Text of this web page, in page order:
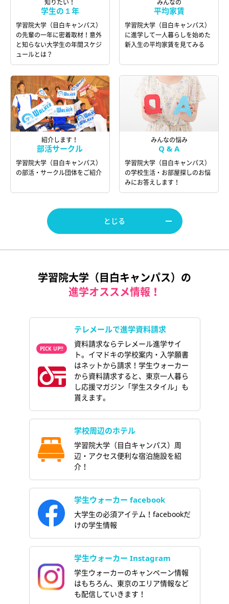
知りたい！
学生の１年
学習院大学（目白キャンパス）
の先輩の一年に密着取材！意外
と知らない大学生の年間スケジ
ュールとは？
みんなの
平均家賃
学習院大学（目白キャンパス）
に進学して一人暮らしを始めた
新入生の平均家賃を見てみる
紹介します！
部活サークル
学習院大学（目白キャンパス）
の部活・サークル団体をご紹介
みんなの悩み
Q & A
学習院大学（目白キャンパス）
の学校生活・お部屋探しのお悩
みにお答えします！
とじる
学習院大学（目白キャンパス）の
進学オススメ情報！
テレメールで進学資料請求
資料請求ならテレメール進学サイ
ト。イマドキの学校案内・入学願書
はネットから請求！学生ウォーカー
から資料請求すると、東京一人暮ら
し応援マガジン「学生スタイル」も
貰えます。
学校周辺のホテル
学習院大学（目白キャンパス）周
辺・アクセス便利な宿泊施設を紹
介！
学生ウォーカー facebook
大学生の必須アイテム！facebookだ
けの学生情報
学生ウォーカー Instagram
学生ウォーカーのキャンペーン情報
はもちろん、東京のエリア情報など
も配信していきます！